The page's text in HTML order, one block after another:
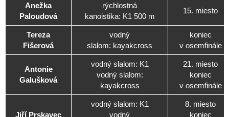
Anežka
Paloudová
rýchlostná
kanoistika: K1 500 m
15. miesto
Tereza
Fišerová
vodný
slalom: kayakcross
koniec
v osemfinále
Antonie
Galušková
vodný slalom: K1
vodný slalom:
kayakcross
21. miesto
koniec
v osemfinále
Jiří Prskavec
vodný slalom: K1
vodný
8. miesto
koniec